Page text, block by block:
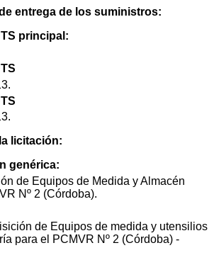
entrega de los suministros:
principal:
licitación:
genérica:
de Equipos de Medida y Almacén
Nº 2 (Córdoba).
de Equipos de medida y utensilios
para el PCMVR Nº 2 (Córdoba) -